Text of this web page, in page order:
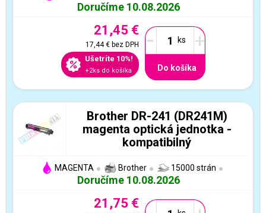
Doručíme 10.08.2026
21,45 €
17,44 €bez DPH
Ušetríte 10%!
+2ks do košíka
- +
Do košíka
Brother DR-241 (DR241M)
magenta optická jednotka -
kompatibilný
MAGENTA Brother 15000 strán
Doručíme 10.08.2026
21,75 €